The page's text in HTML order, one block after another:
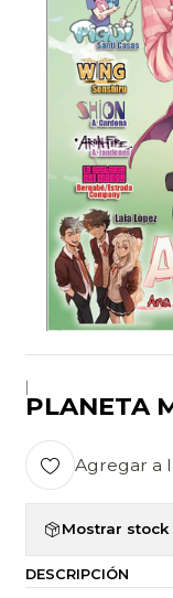
|
PLANETA
Agregar a
Mostrar
DESCRIPCIÓN